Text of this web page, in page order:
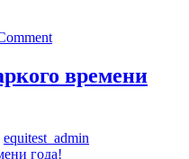
on
методу
COVID-
19
времени
equitest_admin